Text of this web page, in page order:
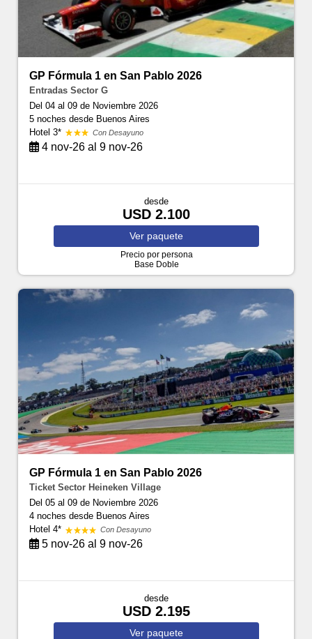
GP Fórmula 1 en San Pablo 2026
Entradas Sector G
Del 04 al 09 de Noviembre 2026
5 nochesdesde Buenos Aires
Hotel 3*
Con Desayuno
4 nov-26 al 9 nov-26
desde
USD 2.100
Ver paquete
Precio por persona
Base Doble
GP Fórmula 1 en San Pablo 2026
Ticket Sector Heineken Village
Del 05 al 09 de Noviembre 2026
4 nochesdesde Buenos Aires
Hotel 4*
Con Desayuno
5 nov-26 al 9 nov-26
desde
USD 2.195
Ver paquete